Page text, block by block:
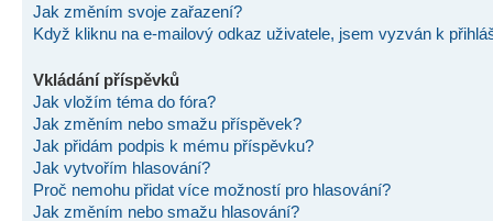
Jak změním svoje zařazení?
Když kliknu na e-mailový odkaz uživatele, jsem vyzván k
Vkládání příspěvků
Jak vložím téma do fóra?
Jak změním nebo smažu příspěvek?
Jak přidám podpis k mému příspěvku?
Jak vytvořím hlasování?
Proč nemohu přidat více možností pro hlasování?
Jak změním nebo smažu hlasování?